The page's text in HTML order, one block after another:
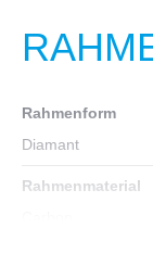
Geschlecht
Gewicht in kg
17,7
Zoll
Rahmenform
Diamant
Rahmenmaterial